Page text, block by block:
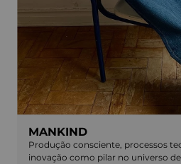
MANKIND
Produção consciente, processos
inovação como pilar no universo